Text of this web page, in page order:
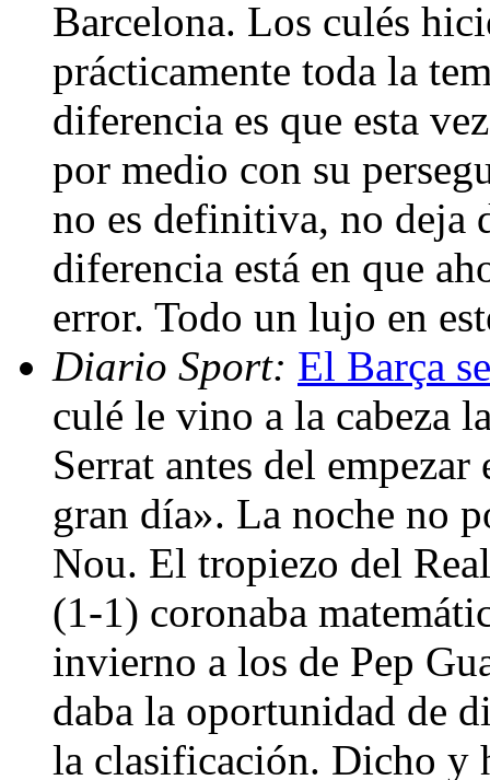
Barcelona. Los culés
prácticamente toda la
diferencia es que esta
por medio con su
no es definitiva, no deja
diferencia está en que
error. Todo un lujo en
Diario Sport: El Barça
culé le vino a la cabeza
Serrat antes del
gran día». La noche no
Nou. El tropiezo del
(1-1) coronaba
invierno a los de Pep
daba la oportunidad de
la clasificación. Dicho y